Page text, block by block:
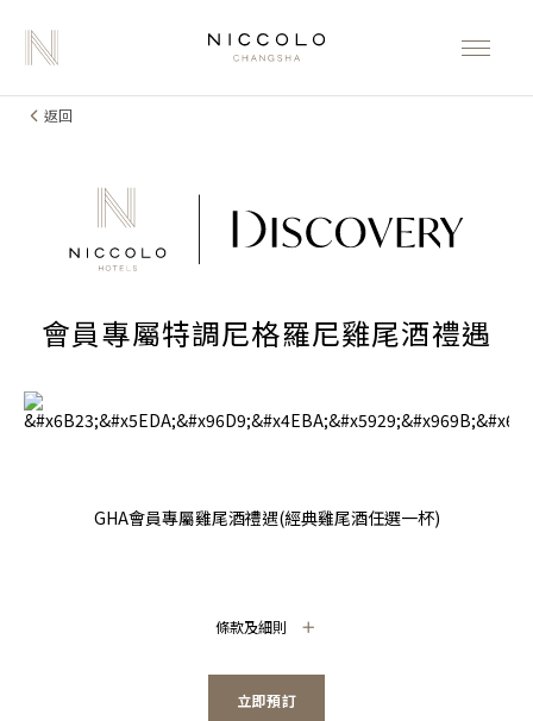
返回
會員專屬特調尼格羅尼雞尾酒禮遇
GHA會員專屬雞尾酒禮遇(經典雞尾酒任選一杯)
條款及細則
立即預訂